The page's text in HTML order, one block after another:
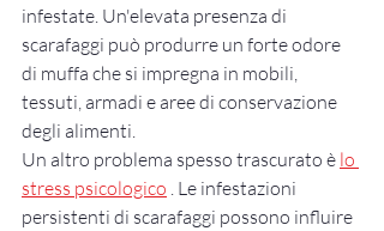
infestate. Un'elevata presenza di
scarafaggi può produrre un forte odore
di muffa che si impregna in mobili,
tessuti, armadi e aree di conservazione
degli alimenti.
Un altro problema spesso trascurato è lo
stress psicologico . Le infestazioni
persistenti di scarafaggi possono influire